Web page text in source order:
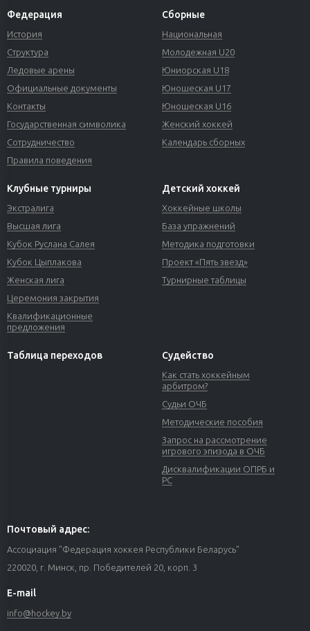
Федерация
История
Структура
Ледовые арены
Официальные документы
Контакты
Государственная символика
Сотрудничество
Правила поведения
Сборные
Национальная
Молодежная U20
Юниорская U18
Юношеская U17
Юношеская U16
Женский хоккей
Календарь сборных
Клубные турниры
Экстралига
Высшая лига
Кубок Руслана Салея
Кубок Цыплакова
Женская лига
Церемония закрытия
Квалификационные
предложения
Детский хоккей
Хоккейные школы
База упражнений
Методика подготовки
Проект «Пять звезд»
Турнирные таблицы
Таблица переходов Судейство
Как стать хоккейным
арбитром?
Судьи ОЧБ
Методические пособия
Запрос на рассмотрение
игрового эпизода в ОЧБ
Дисквалификации ОПРБ и
РС
Почтовый адрес:
Ассоциация "Федерация хоккея Республики Беларусь"
220020, г. Минск, пр. Победителей 20, корп. 3
E-mail
info@hockey.by